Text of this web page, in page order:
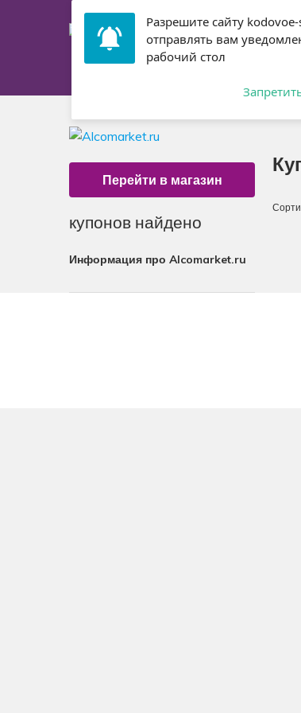
Разрешите сайту
отправлять вам
рабочий стол
Перейти в магазин
купонов найдено
Информация про Alcomarket.ru